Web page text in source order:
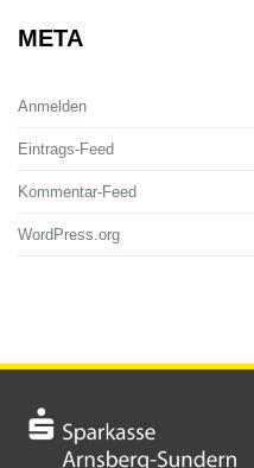
META
Anmelden
Eintrags-Feed
Kommentar-Feed
WordPress.org